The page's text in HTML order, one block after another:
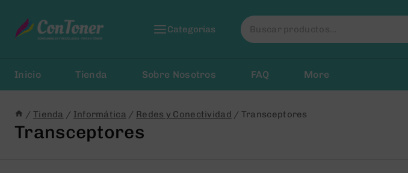
Contenido
Categorias
Buscar
por:
Inicio Tienda Sobre Nosotros FAQ More
/ Tienda / Informática / Redes y Conectividad / Transceptores
Transceptores